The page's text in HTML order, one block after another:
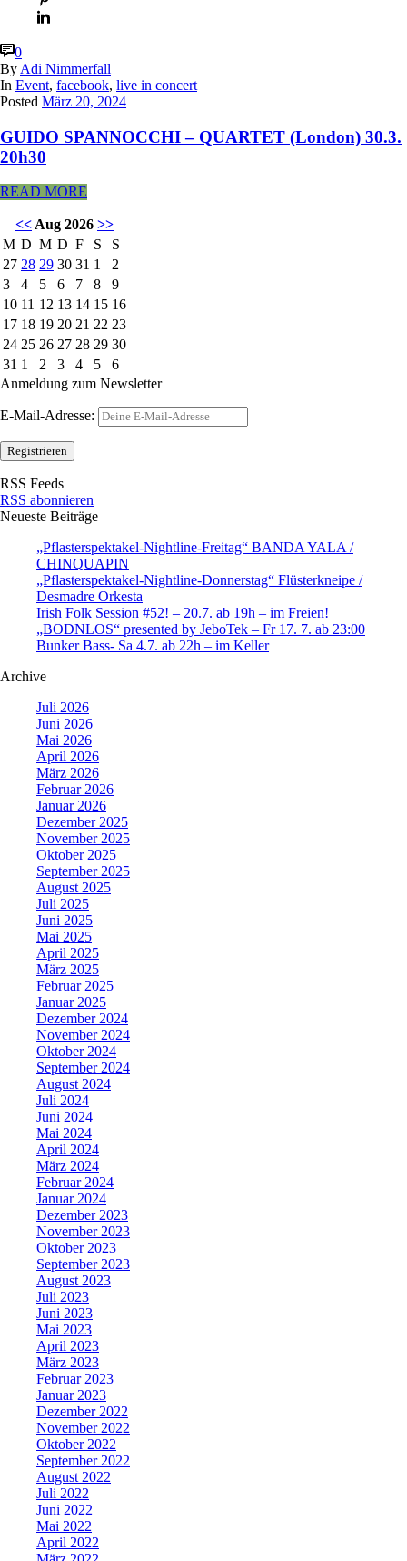
0
By Adi Nimmerfall
In Event, facebook, live in concert
Posted März 20, 2024
GUIDO SPANNOCCHI – QUARTET (London) 30.3.
20h30
READ MORE
<< Aug 2026 >>
M D M D F S
S
27 28 29 30 31 1
2
3
4 5 6 7 8
9
10 11 12 13 14 15 16
17 18 19 20 21 22 23
24 25 26 27 28 29 30
31 1 2 3 4 5
6
Anmeldung zum Newsletter
E-Mail-Adresse:
RSS Feeds
RSS abonnieren
Neueste Beiträge
„Pflasterspektakel-Nightline-Freitag“ BANDA YALA /
CHINQUAPIN
„Pflasterspektakel-Nightline-Donnerstag“ Flüsterkneipe /
Desmadre Orkesta
Irish Folk Session #52! – 20.7. ab 19h – im Freien!
„BODNLOS“ presented by JeboTek – Fr 17. 7. ab 23:00
Bunker Bass- Sa 4.7. ab 22h – im Keller
Archive
Juli 2026
Juni 2026
Mai 2026
April 2026
März 2026
Februar 2026
Januar 2026
Dezember 2025
November 2025
Oktober 2025
September 2025
August 2025
Juli 2025
Juni 2025
Mai 2025
April 2025
März 2025
Februar 2025
Januar 2025
Dezember 2024
November 2024
Oktober 2024
September 2024
August 2024
Juli 2024
Juni 2024
Mai 2024
April 2024
März 2024
Februar 2024
Januar 2024
Dezember 2023
November 2023
Oktober 2023
September 2023
August 2023
Juli 2023
Juni 2023
Mai 2023
April 2023
März 2023
Februar 2023
Januar 2023
Dezember 2022
November 2022
Oktober 2022
September 2022
August 2022
Juli 2022
Juni 2022
Mai 2022
April 2022